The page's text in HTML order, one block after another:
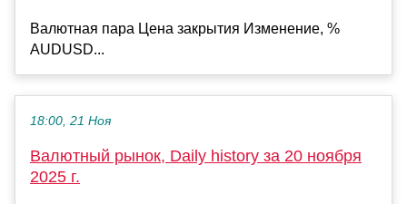
Валютная пара Цена закрытия Изменение, %
AUDUSD...
18:00, 21 Ноя
Валютный рынок, Daily history за 20 ноября
2025 г.